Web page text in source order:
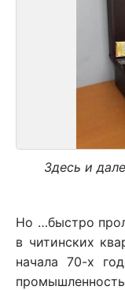
Здесь и
Но …быстро
в читинских
начала 70-х